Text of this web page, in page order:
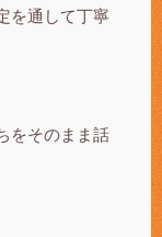
を通して丁寧
をそのまま話